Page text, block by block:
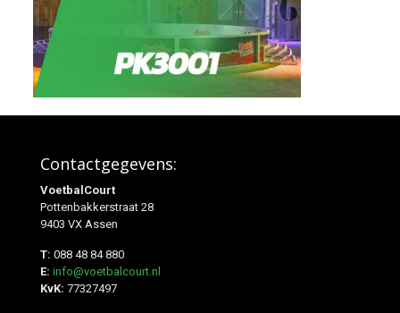
Contactgegevens:
VoetbalCourt
Pottenbakkerstraat 28
9403 VX Assen
T: 088 48 84 880
E: info@voetbalcourt.nl
KvK: 77327497